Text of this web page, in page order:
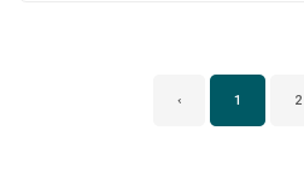
‹ 1 2